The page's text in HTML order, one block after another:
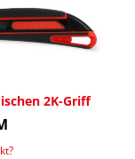
2K-Griff